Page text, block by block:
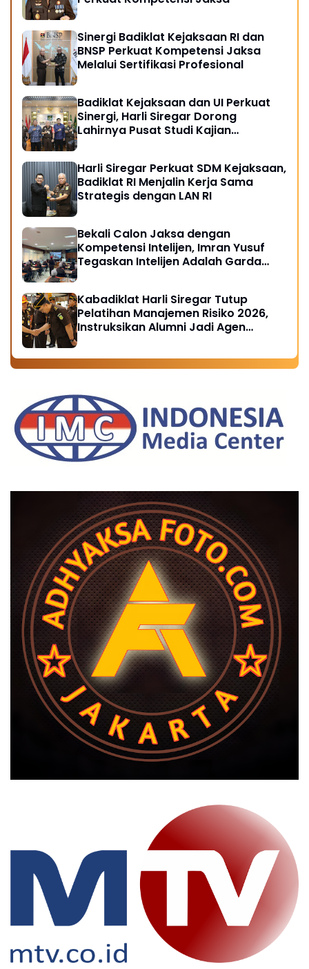
Sinergi Badiklat Kejaksaan RI dan
BNSP Perkuat Kompetensi Jaksa
Melalui Sertifikasi Profesional
Badiklat Kejaksaan dan UI Perkuat
Sinergi, Harli Siregar Dorong
Lahirnya Pusat Studi Kajian
Harli Siregar Perkuat SDM Kejaksaan,
Badiklat RI Menjalin Kerja Sama
Strategis dengan LAN RI
Bekali Calon Jaksa dengan
Kompetensi Intelijen, Imran Yusuf
Tegaskan Intelijen Adalah Garda
Kabadiklat Harli Siregar Tutup
Pelatihan Manajemen Risiko 2026,
Instruksikan Alumni Jadi Agen